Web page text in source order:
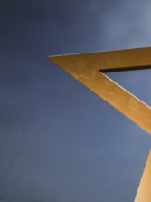
Up van
bijzonder geslaagd!